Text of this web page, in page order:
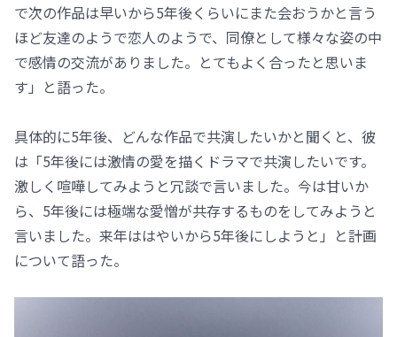
で次の作品は早いから5年後くらいにまた会おうかと言う
ほど友達のようで恋人のようで、同僚として様々な姿の中
で感情の交流がありました。とてもよく合ったと思いま
す」と語った。
具体的に5年後、どんな作品で共演したいかと聞くと、彼
は「5年後には激情の愛を描くドラマで共演したいです。
激しく喧嘩してみようと冗談で言いました。今は甘いか
ら、5年後には極端な愛憎が共存するものをしてみようと
言いました。来年ははやいから5年後にしようと」と計画
について語った。